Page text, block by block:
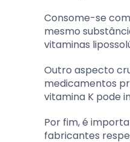
Consome-se
mesmo
vitaminas
Outro aspecto
medicamentos
vitamina K pode
Por fim, é
fabricantes